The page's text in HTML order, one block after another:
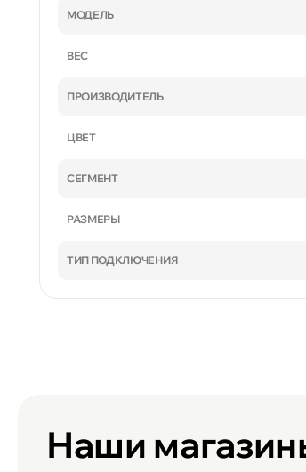
МОДЕЛЬ
ВЕС
ПРОИЗВОДИТЕЛЬ
ЦВЕТ
СЕГМЕНТ
РАЗМЕРЫ
ТИП ПОДКЛЮЧЕНИЯ
Наши